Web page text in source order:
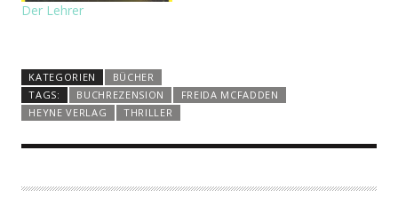
Der Lehrer
KATEGORIEN
BÜCHER
TAGS:
BUCHREZENSION
FREIDA MCFADDEN
HEYNE VERLAG
THRILLER